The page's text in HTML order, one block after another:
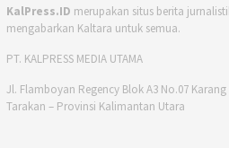
KalPress.ID merupakan situs berita
mengabarkan Kaltara untuk semua.
PT. KALPRESS MEDIA UTAMA
Jl. Flamboyan Regency Blok A3 No.07
Tarakan – Provinsi Kalimantan Utara